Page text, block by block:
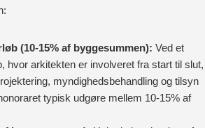
(10-15% af byggesummen): Ved et
hvor arkitekten er involveret fra start til slut,
myndighedsbehandling og tilsyn
typisk udgøre mellem 10-15% af